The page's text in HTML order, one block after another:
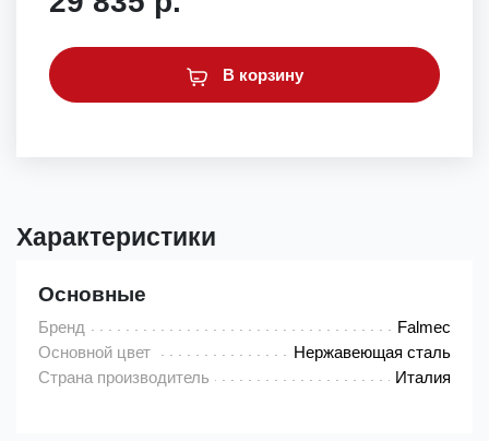
В корзину
Характеристики
Основные
Бренд
Falmec
Основной цвет
Нержавеющая сталь
Страна производитель
Италия